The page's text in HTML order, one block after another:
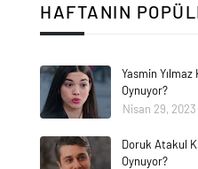
HAFTANIN
Yasmin
Oynuyor?
Nisan 29, 2023
Doruk Atakul
Oynuyor?